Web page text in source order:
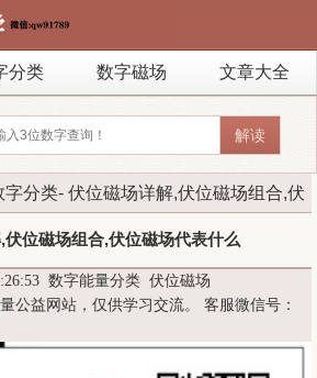
分类 数字磁场 文章大全
字分类- 伏位磁场详解,伏位磁场组合,伏
伏位磁场组合,伏位磁场代表什么
数字能量分类 伏位磁场
公益网站，仅供学习交流。 客服微信号：